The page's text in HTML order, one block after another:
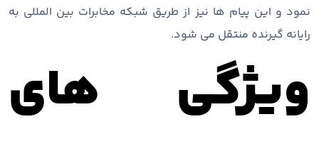
نمود و این پیام ها نیز از طریق شبکه مخابرات بین المللی به
رایانه گیرنده منتقل می شود.
ویژگی های